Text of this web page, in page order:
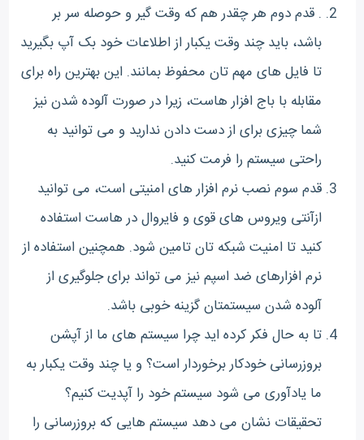
. قدم دوم هر چقدر هم که وقت گیر و حوصله سر بر
باشد، باید چند وقت یکبار از اطلاعات خود بک آپ بگیرید
تا فایل های مهم تان محفوظ بمانند. این بهترین راه برای
مقابله با باج افزار هاست، زیرا در صورت آلوده شدن نیز
شما چیزی برای از دست دادن ندارید و می توانید به
راحتی سیستم را فرمت کنید.
قدم سوم نصب نرم افزار های امنیتی است، می توانید
ازآنتی ویروس های قوی و فایروال در هاست استفاده
کنید تا امنیت شبکه تان تامین شود. همچنین استفاده از
نرم افزارهای ضد اسپم نیز می تواند برای جلوگیری از
آلوده شدن سیستمتان گزینه خوبی باشد.
تا به حال فکر کرده اید چرا سیستم های ما از آپشن
بروزرسانی خودکار برخوردار است؟ و یا چند وقت یکبار به
ما یادآوری می شود سیستم خود را آپدیت کنیم؟
تحقیقات نشان می دهد سیستم هایی که بروزرسانی را